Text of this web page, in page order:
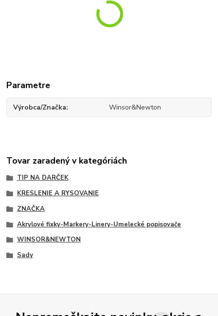
Parametre
Výrobca/Značka Winsor&Newton
Tovar zaradený v kategóriách
TIP NA DARČEK
KRESLENIE A RYSOVANIE
ZNAČKA
Akrylové fixky-Markery-Linery-Umelecké popisovače
WINSOR&NEWTON
Sady